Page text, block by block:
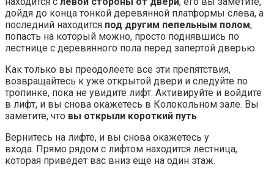
дойдя до конца тонкой деревянной платформы слева, а
последний находится под другим пепельным полом,
попасть на который можно, просто поднявшись по
лестнице с деревянного пола перед запертой дверью.
Как только вы преодолеете все эти препятствия,
возвращайтесь к уже открытой двери и следуйте по
тропинке, пока не увидите лифт. Активируйте и войдите
в лифт, и вы снова окажетесь в Колокольном зале. Вы
заметите, что вы открыли короткий путь.
Вернитесь на лифте, и вы снова окажетесь у
входа. Прямо рядом с лифтом находится лестница,
которая приведет вас вниз еще на один этаж.